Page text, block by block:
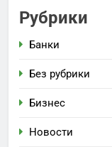
Рубрики
Банки
Без рубрики
Бизнес
Новости